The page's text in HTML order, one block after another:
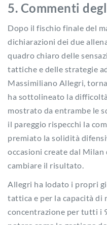
5. Commenti
Dopo il fischio finale del
dichiarazioni dei due
quadro chiaro delle
tattiche e delle strategie
Massimiliano Allegri,
ha sottolineato la
mostrato da entrambe le
il pareggio rispecchi la
premiato la solidità
occasioni create dal
cambiare il risultato.
Allegri ha lodato i propri
tattica e per la capacità di
concentrazione per tutti i